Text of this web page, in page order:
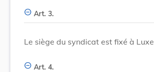
Art. 3.
Le siège du syndicat est fixé à
Art. 4.